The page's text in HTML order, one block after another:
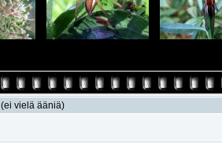
(ei vielä ääniä)